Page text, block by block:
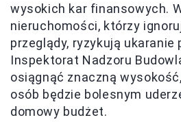
wysokich kar finansowych.
nieruchomości, którzy
przeglądy, ryzykują ukaranie
Inspektorat Nadzoru
osiągnąć znaczną
osób będzie bolesnym
domowy budżet.